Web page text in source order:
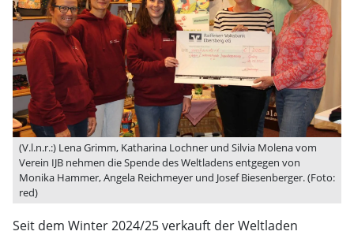
(V.l.n.r.:) Lena Grimm, Katharina Lochner und Silvia Molena vom
Verein IJB nehmen die Spende des Weltladens entgegen von
Monika Hammer, Angela Reichmeyer und Josef Biesenberger. (Foto:
red)
Seit dem Winter 2024/25 verkauft der Weltladen